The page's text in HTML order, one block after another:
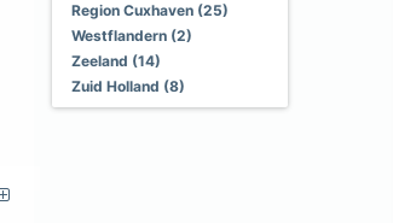
Region Cuxhaven (25)
Westflandern (2)
Zeeland (14)
Zuid Holland (8)